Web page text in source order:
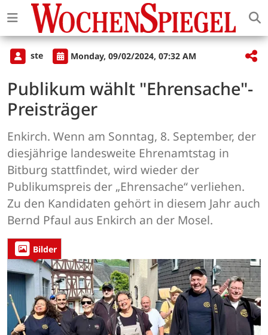
ste Monday, 09/02/2024, 07:32 AM
Publikum wählt "Ehrensache"-
Preisträger
Enkirch. Wenn am Sonntag, 8. September, der
diesjährige landesweite Ehrenamtstag in
Bitburg stattfindet, wird wieder der
Publikumspreis der „Ehrensache“ verliehen.
Zu den Kandidaten gehört in diesem Jahr auch
Bernd Pfaul aus Enkirch an der Mosel.
Bilder